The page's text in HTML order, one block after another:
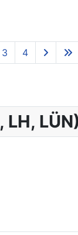
3 4
LH, LÜN)